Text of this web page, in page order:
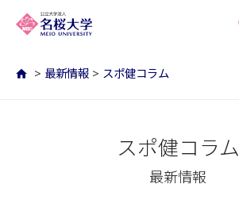
> 最新情報 > スポ健コラム
スポ健コラム
最新情報